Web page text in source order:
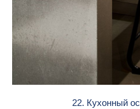
22. Кухонный